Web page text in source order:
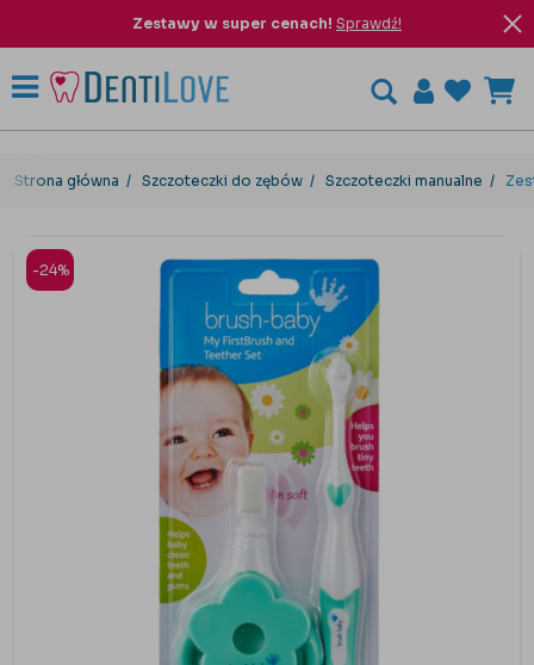
Zestawy w super cenach! Sprawdź!
Strona główna Szczoteczki do zębów Szczoteczki manualne
-24%